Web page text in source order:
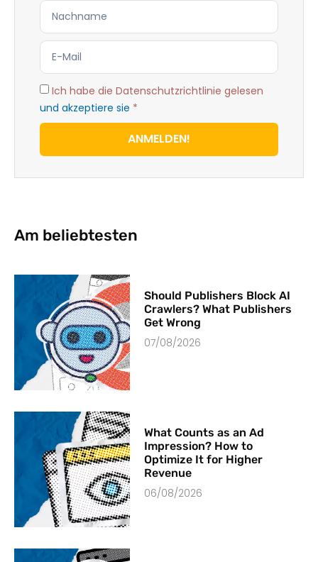
Ich habe die Datenschutzrichtlinie gelesen
und akzeptiere sie *
ANMELDEN!
Am beliebtesten
Should Publishers Block AI
Crawlers? What Publishers
Get Wrong
07/08/2026
What Counts as an Ad
Impression? How to
Optimize It for Higher
Revenue
06/08/2026